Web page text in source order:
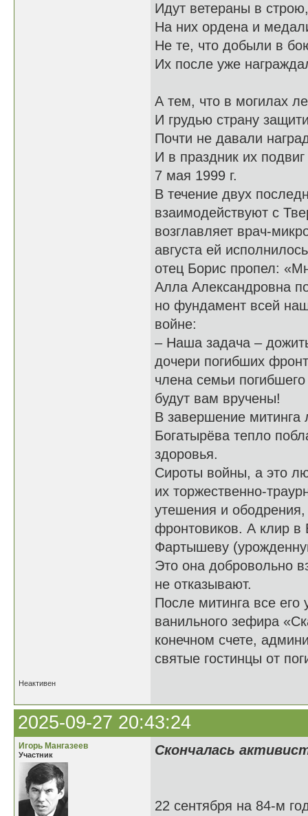
Идут ветераны в строю,
На них ордена и
Не те, что добыли в
Их после уже
А тем, что в могилах
И грудью страну
Почти не давали
И в праздник их
7 мая 1999 г.
В течение двух
взаимодействуют с
возглавляет врач-
августа ей
отец Борис пропел:
Алла Александровна
но фундамент всей
войне:
– Наша задача –
дочери погибших
члена семьи
будут вам вручены!
В завершение митинга
Богатырёва тепло
здоровья.
Сироты войны, а это
их торжественно-
утешения и
фронтовиков. А клир в
Фартышеву
Это она добровольно
не отказывают.
После митинга все его
ванильного зефира
конечном счете,
святые гостинцы от
Неактивен
2025-09-27 20:43:24
Игорь Мангазеев
Участник Скончалась
22 сентября на 84-м